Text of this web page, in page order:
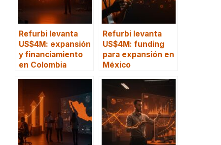
Refurbi levanta
US$4M: expansión
y financiamiento
en Colombia
Refurbi levanta
US$4M: funding
para expansión en
México